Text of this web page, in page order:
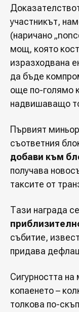
участникът,
(наричано
мощ, която
изразходвана
да бъде
още по-голямо
надвишаващо
Първият
съответния
добави към
получава
таксите от
Тази награда
събитие,
придава
Сигурността
копаенето –
толкова по-